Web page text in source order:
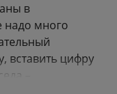
в
надо много
вставить цифру
–